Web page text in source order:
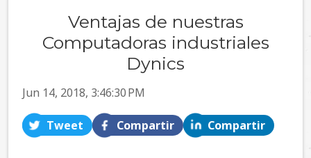
Ventajas de nuestras
Computadoras industriales
Dynics
Jun 14, 2018, 3:46:30 PM
Tweet Compartir Compartir